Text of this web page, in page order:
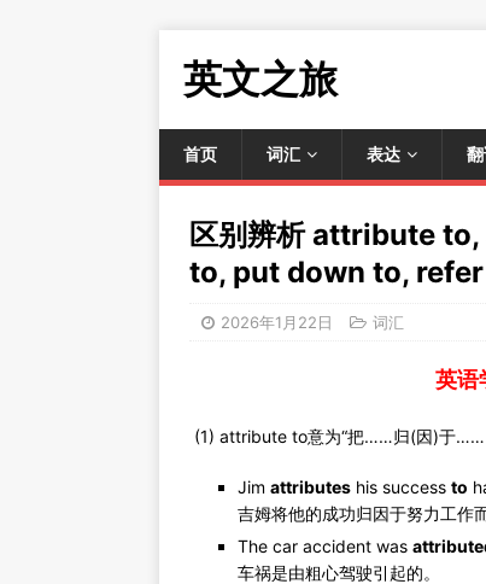
英文之旅
首页 词汇 表达
区别辨析 attribute
to, put down to,
2026年1月22日 词汇
英语
(1) attribute to意为“把……归(因)于
Jim attributes his success to
吉姆将他的成功归因于努力工作
The car accident was
车祸是由粗心驾驶引起的。